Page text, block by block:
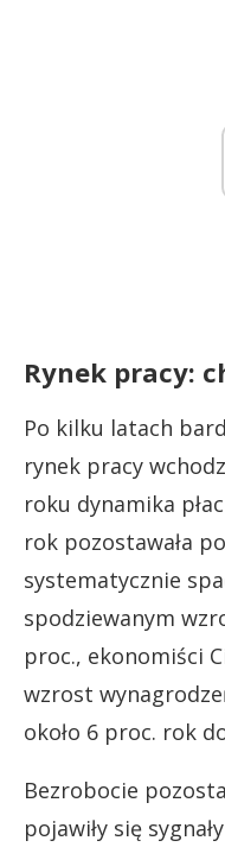
Rynek pracy:
Po kilku latach
rynek pracy
roku dynamika
rok pozostawała
systematycznie
spodziewanym
proc., ekonomiści
wzrost
około 6 proc. rok
Bezrobocie
pojawiły się